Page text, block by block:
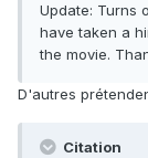
Update: Turns
have taken a
the movie.
D'autres
Citation